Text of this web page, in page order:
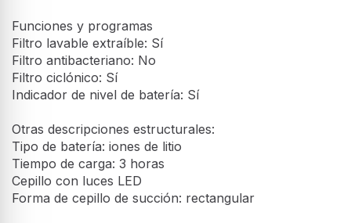
Funciones y programas
Filtro lavable extraíble: Sí
Filtro antibacteriano: No
Filtro ciclónico: Sí
Indicador de nivel de batería: Sí
Otras descripciones estructurales:
Tipo de batería: iones de litio
Tiempo de carga: 3 horas
Cepillo con luces LED
Forma de cepillo de succión: rectangular